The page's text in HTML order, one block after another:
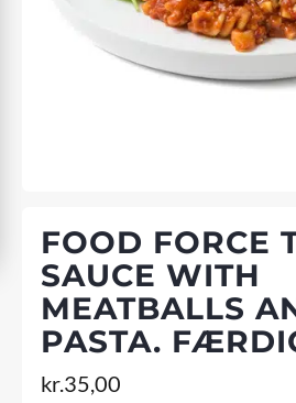
FOOD FORCE
SAUCE WITH
MEATBALLS
PASTA.
kr.35,00